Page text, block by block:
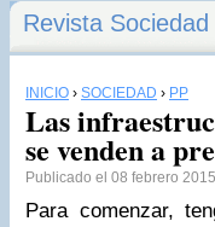
Revista Sociedad
INICIO › SOCIEDAD › PP
Las
se venden a
Publicado el 08 febrero
Para comenzar,